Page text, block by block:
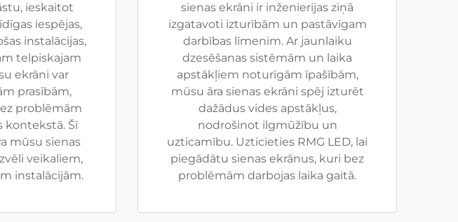
ieskaitot
iespējas,
instalācijas,
telpiskajam
ekrāni var
prasībām,
problēmām
kontekstā. Šī
mūsu sienas
veikaliem,
instalācijām.
sienas ekrāni ir inženierijas ziņā
izgatavoti izturībām un pastāvīgam
darbības līmenim. Ar jaunlaiku
dzesēšanas sistēmām un laika
apstākļiem noturīgām īpašībām,
mūsu āra sienas ekrāni spēj izturēt
dažādus vides apstākļus,
nodrošinot ilgmūžību un
uzticamību. Uzticieties RMG LED, lai
piegādātu sienas ekrānus, kuri bez
problēmām darbojas laika gaitā.